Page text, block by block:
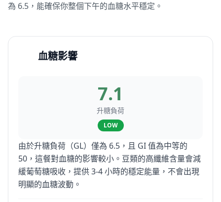
為 6.5，能確保你整個下午的血糖水平穩定。
血糖影響
7.1
升糖負荷
LOW
由於升糖負荷（GL）僅為 6.5，且 GI 值為中等的
50，這餐對血糖的影響較小。豆類的高纖維含量會減
緩葡萄糖吸收，提供 3-4 小時的穩定能量，不會出現
明顯的血糖波動。